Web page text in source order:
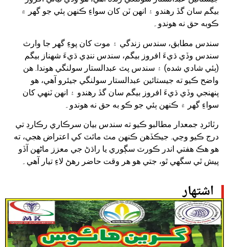
اشتهار
بيگم سان گڏ رهندو ۽ انهن ٽن کان سواءِ ڪنهن ٻئي جو گهر ۾
ڪوبه حق نه هوندو۔
سندس مطابق، سندس زندگي ۽ موت کان پوءِ گهر جا وارث
سندس وڏي ڌيءَ افروز بيگم، سندس ننڍي ڌيءَ شهناز بيگم
(ٻئي شادي شده) ۽ سندس پٽ عبدالستار سولنگي هوندا. هن
واضح ڪيو ته جيستائين عبدالستار سولنگي جيئرو آهي، هو
پنهنجي وڏي ڌيءَ افروز بيگم سان گڏ رهندو ۽ انهن ٽنهي کان
سواءِ گهر ۾ ڪنهن ٻئي جو ڪو به حق نه هوندو۔
رٽائرڊ جمعدار مطالبو ڪيو ته سندس بيان سرڪاري رڪارڊ تي
درج ڪيو وڃي. جيڪڏهن ڪنهن مٽ مائٽ کي اعتراض هجي، ته
هو هڪ هفتي اندر ڪورٽ سڳوري يا راڌڻ جي معزز ماڻهن آڏو
پيش ٿي سگهي ٿو، جتي هو هر وقت حاضر رهڻ لاءِ تيار آهي۔